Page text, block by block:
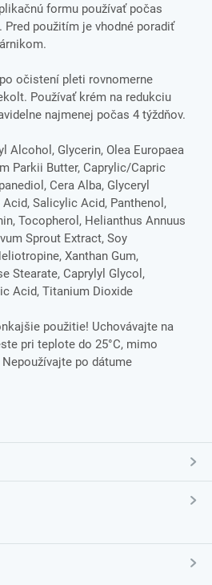
formu používať počas
použitím je vhodné poradiť
očistení pleti rovnomerne
Používať krém na redukciu
najmenej počas 4 týždňov.
Alcohol, Glycerin, Olea Europaea
Parkii Butter, Caprylic/Capric
Cera Alba, Glyceryl
Salicylic Acid, Panthenol,
Tocopherol, Helianthus Annuus
Sprout Extract, Soy
Xanthan Gum,
Stearate, Caprylyl Glycol,
Acid, Titanium Dioxide
použitie! Uchovávajte na
pri teplote do 25°C, mimo
po dátume